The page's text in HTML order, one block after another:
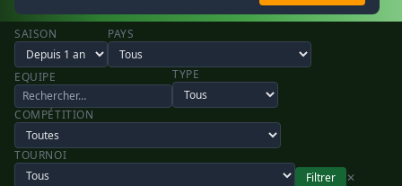
SAISON PAYS
EQUIPE TYPE
COMPÉTITION
TOURNOI
Filtrer
✕